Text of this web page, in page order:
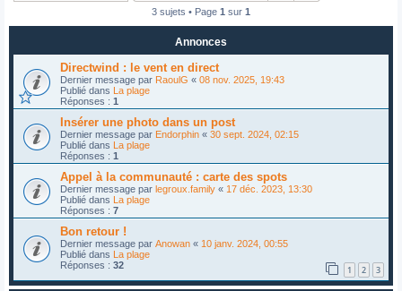
3 sujets • Page 1 sur 1
Annonces
Directwind : le vent en direct
Dernier message par RaoulG « 08 nov. 2025, 19:43
Publié dans La plage
Réponses : 1
Insérer une photo dans un post
Dernier message par Endorphin « 30 sept. 2024, 02:15
Publié dans La plage
Réponses : 1
Appel à la communauté : carte des spots
Dernier message par legroux.family « 17 déc. 2023, 13:30
Publié dans La plage
Réponses : 7
Bon retour !
Dernier message par Anowan « 10 janv. 2024, 00:55
Publié dans La plage
Réponses : 32 1 2 3